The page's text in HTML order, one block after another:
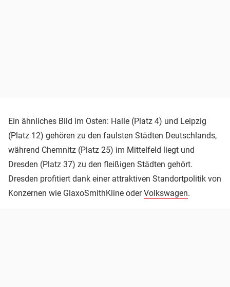
Ein ähnliches Bild im Osten: Halle (Platz 4) und Leipzig
(Platz 12) gehören zu den faulsten Städten Deutschlands,
während Chemnitz (Platz 25) im Mittelfeld liegt und
Dresden (Platz 37) zu den fleißigen Städten gehört.
Dresden profitiert dank einer attraktiven Standortpolitik von
Konzernen wie GlaxoSmithKline oderVolkswagen.